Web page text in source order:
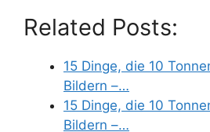
Related Posts:
15 Dinge, die 10
Bildern –…
15 Dinge, die 10
Bildern –…